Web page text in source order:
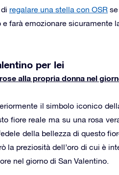
regalare una stella con OSR
farà emozionare sicuramente
per lei
alla propria donna nel
il simbolo iconico
fiore reale ma su una rosa
della bellezza di questo
la preziosità dell’oro di cui è
nel giorno di San Valentino.